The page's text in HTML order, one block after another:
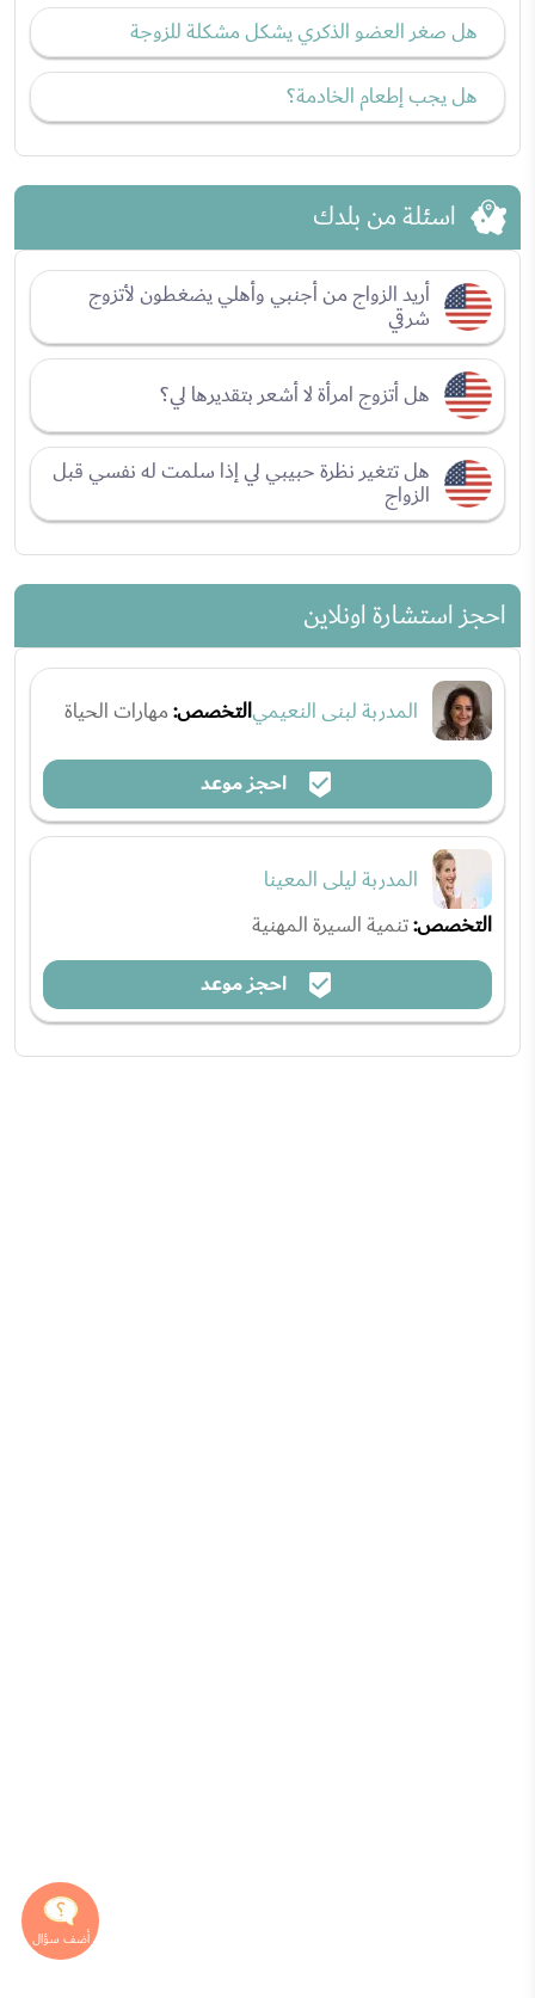
هل صغر العضو الذكري يشكل مشكلة للزوجة
هل يجب إطعام الخادمة؟
اسئلة من بلدك
أريد الزواج من أجنبي وأهلي يضغطون لأتزوج
شرقي
هل أتزوج امرأة لا أشعر بتقديرها لي؟
هل تتغير نظرة حبيبي لي إذا سلمت له نفسي قبل
الزواج
احجز استشارة اونلاين
المدربة لبنى النعيميالتخصص:مهارات الحياة
احجز موعد
المدربة ليلى المعينا
التخصص:تنمية السيرة المهنية
احجز موعد